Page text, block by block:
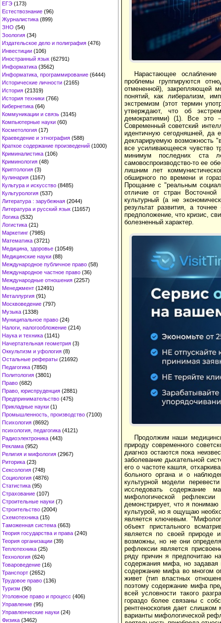
ЕГЭ (173)
Естествознание (96)
Журналистика (899)
ЗНО (54)
Зоология (34)
Издательское дело и полиграфия (476)
Инвестиции (106)
Иностранный язык (62791)
Информатика (3562)
Информатика, программирование (6444)
Исторические личности (2165)
История (21319)
История техники (766)
Кибернетика (64)
Коммуникации и связь (3145)
Компьютерные науки (60)
Косметология (17)
Краеведение и этнография (588)
Краткое содержание произведений (1000)
Криминалистика (106)
Криминология (48)
Криптология (3)
Кулинария (1167)
Культура и искусство (8485)
Культурология (537)
Литература : зарубежная (2044)
Литература и русский язык (11657)
Логика (532)
Логистика (21)
Маркетинг (7985)
Математика (3721)
Медицина, здоровье (10549)
Медицинские науки (88)
Международное публичное право (58)
Международное частное право (36)
Международные отношения (2257)
Менеджмент (12491)
Металлургия (91)
Москвоведение (797)
Музыка (1338)
Муниципальное право (24)
Налоги, налогообложение (214)
Наука и техника (1141)
Начертательная геометрия (3)
Оккультизм и уфология (8)
Остальные рефераты (21692)
Педагогика (7850)
Политология (3801)
Право (682)
Право, юриспруденция (2881)
Предпринимательство (475)
Прикладные науки (1)
Промышленность, производство (7100)
Психология (8692)
психология, педагогика (4121)
Радиоэлектроника (443)
Реклама (952)
Религия и мифология (2967)
Риторика (23)
Сексология (748)
Социология (4876)
Статистика (95)
Страхование (107)
Строительные науки (7)
Строительство (2004)
Схемотехника (15)
Таможенная система (663)
Теория государства и права (240)
Теория организации (39)
Теплотехника (25)
Технология (624)
Товароведение (16)
Транспорт (2652)
Трудовое право (136)
Туризм (90)
Уголовное право и процесс (406)
Управление (95)
Управленческие науки (24)
Физика (3462)
Нарастающее
проблемы группируются
отмененной), закрепляющей
понятий, как либерализм,
экстремизм (этот термин
утверждают, что об
демократиями) (1). Все это
Современный советский
идентичную сегодняшней, да
декларируемую возможность
все усиливающееся чувство
минимум последних ста
самовоспроизводство-то ее
лишним лет
обширного по времени и
Прощание с "реальным
отличие от стран
культурный (а не
результат развития, а
предположение, что кризис,
болезненный характер.
Продолжим наши
природу современного
диагноз остаются пока
заболевание дыхательной
его о частоте кашля,
больного органа и о
культурной модели
исследовать содержание
мифологической
демонстрирует, что я
культурой, но я ощущаю
является ключевым.
объект пристального
является по своей природе
возможны, но не они
рефлексии является
ряду причин я предпочитаю
содержания мифа, но задавая
содержание мифа во многом
живет (тип властных
поэтому содержание мифа
всей условности такого
гораздо более связаны с
рентгеноскопия дает
варианты мифологической